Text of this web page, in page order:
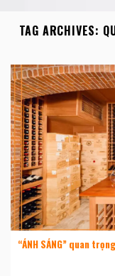
TAG ARCHIVES:
“ÁNH SÁNG” quan